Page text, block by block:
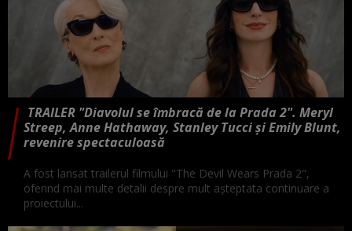
TRAILER "Diavolul se îmbracă de la Prada 2". Meryl
Streep, Anne Hathaway, Stanley Tucci și Emily Blunt,
revenire spectaculoasă
A fost lansat trailerul filmului "The Devil Wears Prada 2",
oferind mai multe detalii despre mult aşteptata continuare a
proiectului...